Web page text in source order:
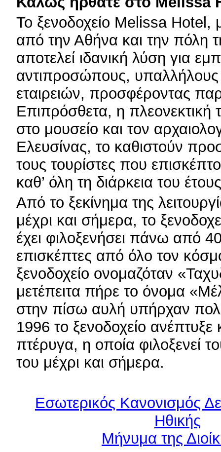
To ξενοδοχείο Melissa Hotel,
από την Αθήνα και την πόλη
αποτελεί ιδανική λύση για
αντιπροσώπους, υπαλλήλους
εταιρειών, προσφέροντας
Επιπρόσθετα, η πλεονεκτική
στο μουσείο και τον
Ελευσίνας, το καθιστούν
τους τουρίστες που
καθ’ όλη τη διάρκεια του
Από το ξεκίνημα της
μέχρι και σήμερα, το
έχει φιλοξενήσει πάνω από
επισκέπτες από όλο τον
ξενοδοχείο ονομαζόταν
μετέπειτα πήρε το όνομα
στην πίσω αυλή υπήρχαν
1996 το ξενοδοχείο ανέπτυξε
πτέρυγα, η οποία φιλοξενεί
του μέχρι και σήμερα.
Εσωτερικός Κανονισμός
Ηθικής
Μήνυμα της